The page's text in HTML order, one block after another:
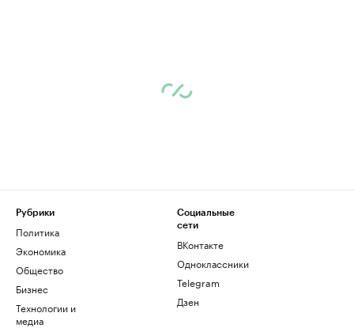
Рубрики
Политика
Экономика
Общество
Бизнес
Технологии и
медиа
Социальные
сети
ВКонтакте
Одноклассники
Telegram
Дзен